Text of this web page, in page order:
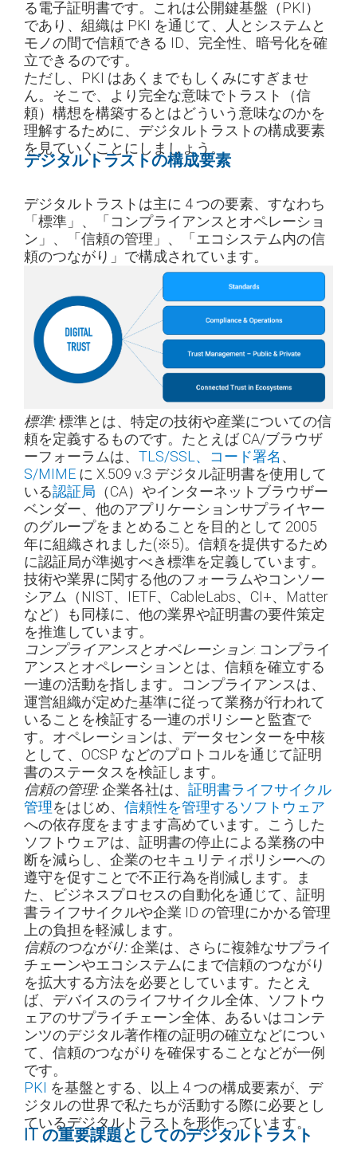
る電子証明書です。これは公開鍵基盤（PKI）
であり、組織は PKI を通じて、人とシステムと
モノの間で信頼できる ID、完全性、暗号化を確
立できるのです。
ただし、PKI はあくまでもしくみにすぎませ
ん。そこで、より完全な意味でトラスト（信
頼）構想を構築するとはどういう意味なのかを
理解するために、デジタルトラストの構成要素
を見ていくことにしましょう。
デジタルトラストの構成要素
デジタルトラストは主に 4 つの要素、すなわち
「標準」、「コンプライアンスとオペレーショ
ン」、「信頼の管理」、「エコシステム内の信
頼のつながり」で構成されています。
標準:標準とは、特定の技術や産業についての信
頼を定義するものです。たとえば CA/ブラウザ
ーフォーラムは、 TLS/SSL、 コード署名 、
S/MIME に X.509 v.3 デジタル証明書を使用して
いる認証局 （CA）やインターネットブラウザー
ベンダー、他のアプリケーションサプライヤー
のグループをまとめることを目的として 2005
年に組織されました(※5)。信頼を提供するため
に認証局が準拠すべき標準を定義しています。
技術や業界に関する他のフォーラムやコンソー
シアム（NIST、IETF、CableLabs、CI+、Matter
など）も同様に、他の業界や証明書の要件策定
を推進しています。
コンプライアンスとオペレーション: コンプライ
アンスとオペレーションとは、信頼を確立する
一連の活動を指します。コンプライアンスは、
運営組織が定めた基準に従って業務が行われて
いることを検証する一連のポリシーと監査で
す。オペレーションは、データセンターを中核
として、OCSP などのプロトコルを通じて証明
書のステータスを検証します。
信頼の管理:企業各社は、 証明書ライフサイクル
管理をはじめ、 信頼性を管理するソフトウェア
への依存度をますます高めています。こうした
ソフトウェアは、証明書の停止による業務の中
断を減らし、企業のセキュリティポリシーへの
遵守を促すことで不正行為を削減します。ま
た、ビジネスプロセスの自動化を通じて、証明
書ライフサイクルや企業 ID の管理にかかる管理
上の負担を軽減します。
信頼のつながり:企業は、さらに複雑なサプライ
チェーンやエコシステムにまで信頼のつながり
を拡大する方法を必要としています。たとえ
ば、デバイスのライフサイクル全体、ソフトウ
ェアのサプライチェーン全体、あるいはコンテ
ンツのデジタル著作権の証明の確立などについ
て、信頼のつながりを確保することなどが一例
です。
PKI を基盤とする、以上 4 つの構成要素が、デ
ジタルの世界で私たちが活動する際に必要とし
ているデジタルトラストを形作っています。
IT の重要課題としてのデジタルトラスト